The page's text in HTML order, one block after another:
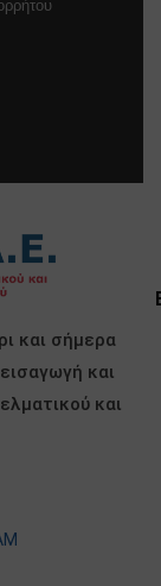
και σήμερα
και
και